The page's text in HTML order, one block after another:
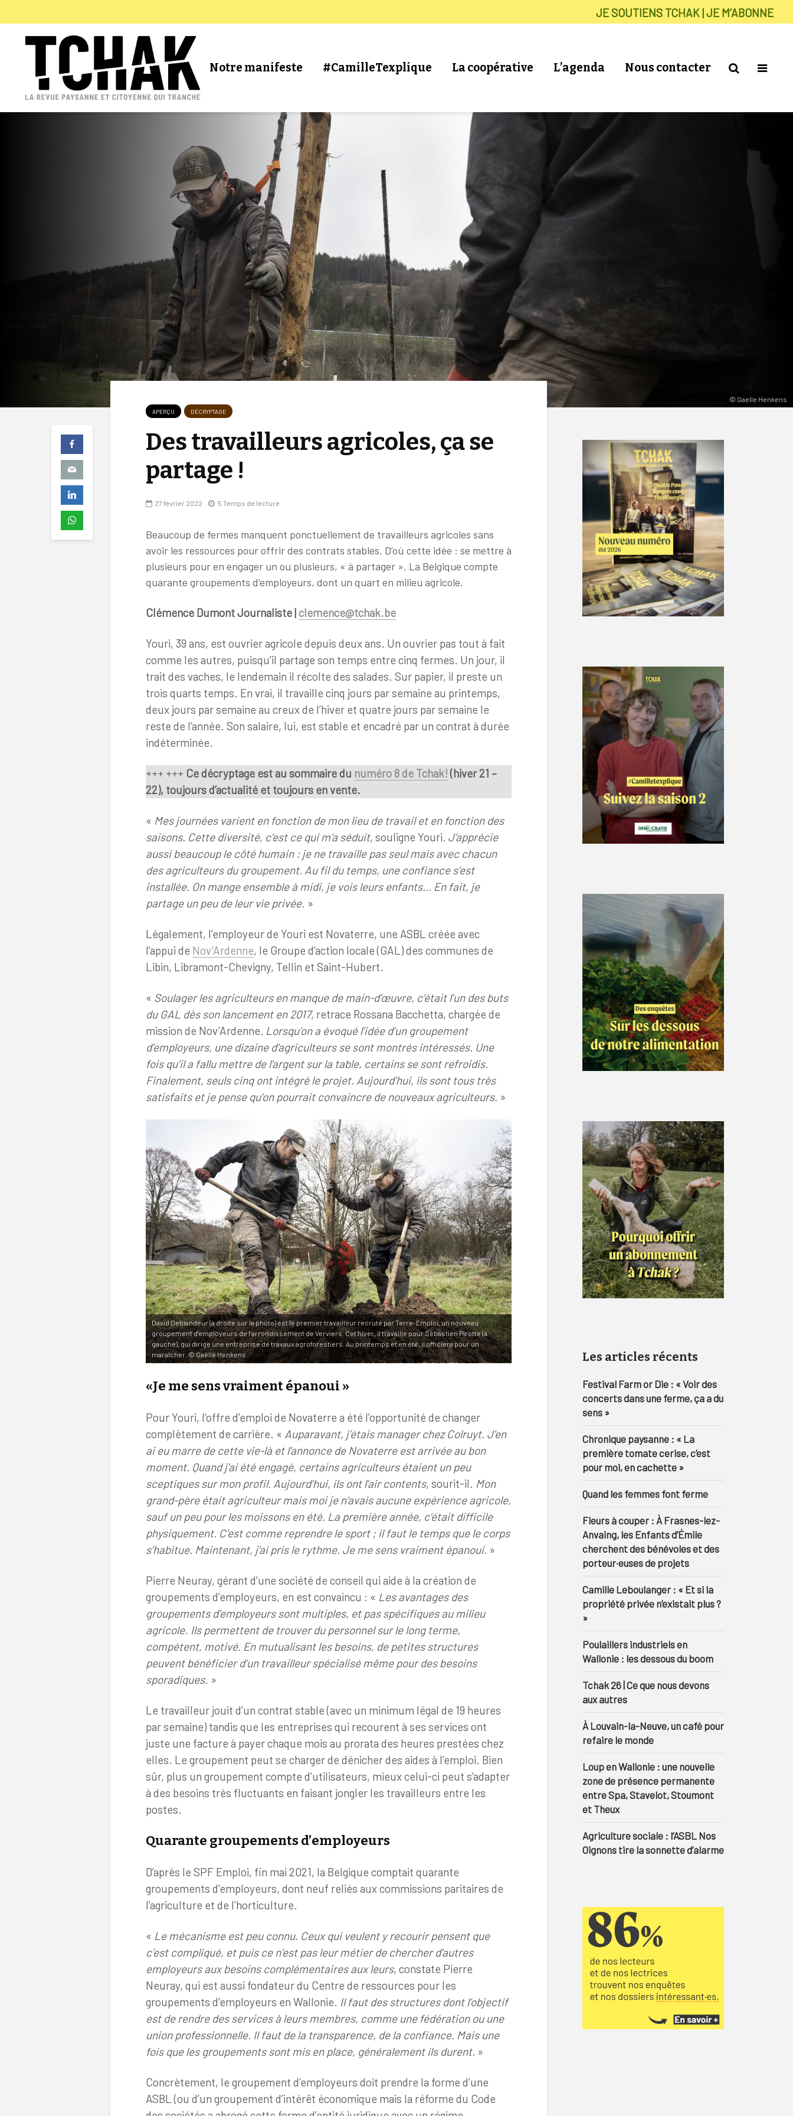
JE SOUTIENS TCHAK | JE M’ABONNE
Notre manifeste #CamilleTexplique La coopérative L’agenda Nous contacter
© Gaelle Henkens
APERÇU DÉCRYPTAGE
Des travailleurs agricoles, ça se
partage !
27 février 2022 5 Temps de lecture
Beaucoup de fermes manquent ponctuellement de travailleurs agricoles sans
avoir les ressources pour offrir des contrats stables. D’où cette idée : se mettre à
plusieurs pour en engager un ou plusieurs, « à partager ». La Belgique compte
quarante groupements d’employeurs, dont un quart en milieu agricole.
Clémence Dumont Journaliste |clemence@tchak.be
Youri, 39 ans, est ouvrier agricole depuis deux ans. Un ouvrier pas tout à fait
comme les autres, puisqu’il partage son temps entre cinq fermes. Un jour, il
trait des vaches, le lendemain il récolte des salades. Sur papier, il preste un
trois quarts temps. En vrai, il travaille cinq jours par semaine au printemps,
deux jours par semaine au creux de l’hiver et quatre jours par semaine le
reste de l’année. Son salaire, lui, est stable et encadré par un contrat à durée
indéterminée.
+++ +++ Ce décryptage est au sommaire du numéro 8 de Tchak!(hiver 21 –
22), toujours d’actualité et toujours en vente.
« Mes journées varient en fonction de mon lieu de travail et en fonction des
saisons. Cette diversité, c’est ce qui m’a séduit, souligne Youri. J’apprécie
aussi beaucoup le côté humain : je ne travaille pas seul mais avec chacun
des agriculteurs du groupement. Au fil du temps, une confiance s’est
installée. On mange ensemble à midi, je vois leurs enfants… En fait, je
partage un peu de leur vie privée. »
Légalement, l’employeur de Youri est Novaterre, une ASBL créée avec
l’appui de Nov’Ardenne, le Groupe d’action locale (GAL) des communes de
Libin, Libramont-Chevigny, Tellin et Saint-Hubert.
« Soulager les agriculteurs en manque de main-d’œuvre, c’était l’un des buts
du GAL dès son lancement en 2017, retrace Rossana Bacchetta, chargée de
mission de Nov’Ardenne. Lorsqu’on a évoqué l’idée d’un groupement
d’employeurs, une dizaine d’agriculteurs se sont montrés intéressés. Une
fois qu’il a fallu mettre de l’argent sur la table, certains se sont refroidis.
Finalement, seuls cinq ont intégré le projet. Aujourd’hui, ils sont tous très
satisfaits et je pense qu’on pourrait convaincre de nouveaux agriculteurs. »
David Deblandeur (à droite sur la photo) est le premier travailleur recruté par Terre-Emploi, un nouveau
groupement d’employeurs de l’arrondissement de Verviers. Cet hiver, il travaille pour Sébastien Pirotte (à
gauche), qui dirige une entreprise de travaux agroforestiers. Au printemps et en été, il officiera pour un
maraîcher. © Gaëlle Henkens
«Je me sens vraiment épanoui »
Pour Youri, l’offre d’emploi de Novaterre a été l’opportunité de changer
complètement de carrière. « Auparavant, j’étais manager chez Colruyt. J’en
ai eu marre de cette vie-là et l’annonce de Novaterre est arrivée au bon
moment. Quand j’ai été engagé, certains agriculteurs étaient un peu
sceptiques sur mon profil. Aujourd’hui, ils ont l’air contents, sourit-il. Mon
grand-père était agriculteur mais moi je n’avais aucune expérience agricole,
sauf un peu pour les moissons en été. La première année, c’était difficile
physiquement. C’est comme reprendre le sport ; il faut le temps que le corps
s’habitue. Maintenant, j’ai pris le rythme. Je me sens vraiment épanoui. »
Pierre Neuray, gérant d’une société de conseil qui aide à la création de
groupements d’employeurs, en est convaincu : « Les avantages des
groupements d’employeurs sont multiples, et pas spécifiques au milieu
agricole. Ils permettent de trouver du personnel sur le long terme,
compétent, motivé. En mutualisant les besoins, de petites structures
peuvent bénéficier d’un travailleur spécialisé même pour des besoins
sporadiques. »
Le travailleur jouit d’un contrat stable (avec un minimum légal de 19 heures
par semaine) tandis que les entreprises qui recourent à ses services ont
juste une facture à payer chaque mois au prorata des heures prestées chez
elles. Le groupement peut se charger de dénicher des aides à l’emploi. Bien
sûr, plus un groupement compte d’utilisateurs, mieux celui-ci peut s’adapter
à des besoins très fluctuants en faisant jongler les travailleurs entre les
postes.
Quarante groupements d’employeurs
D’après le SPF Emploi, fin mai 2021, la Belgique comptait quarante
groupements d’employeurs, dont neuf reliés aux commissions paritaires de
l’agriculture et de l’horticulture.
« Le mécanisme est peu connu. Ceux qui veulent y recourir pensent que
c’est compliqué, et puis ce n’est pas leur métier de chercher d’autres
employeurs aux besoins complémentaires aux leurs, constate Pierre
Neuray, qui est aussi fondateur du Centre de ressources pour les
groupements d’employeurs en Wallonie. Il faut des structures dont l’objectif
est de rendre des services à leurs membres, comme une fédération ou une
union professionnelle. Il faut de la transparence, de la confiance. Mais une
fois que les groupements sont mis en place, généralement ils durent. »
Concrètement, le groupement d’employeurs doit prendre la forme d’une
ASBL (ou d’un groupement d’intérêt économique mais la réforme du Code
Les articles récents
Festival Farm or Die : « Voir des
concerts dans une ferme, ça a du
sens »
Chronique paysanne : « La
première tomate cerise, c’est
pour moi, en cachette »
Quand les femmes font ferme
Fleurs à couper : À Frasnes-lez-
Anvaing, les Enfants d’Émile
cherchent des bénévoles et des
porteur·euses de projets
Camille Leboulanger : « Et si la
propriété privée n’existait plus ?
»
Poulaillers industriels en
Wallonie : les dessous du boom
Tchak 26 | Ce que nous devons
aux autres
À Louvain-la-Neuve, un café pour
refaire le monde
Loup en Wallonie : une nouvelle
zone de présence permanente
entre Spa, Stavelot, Stoumont
et Theux
Agriculture sociale : l’ASBL Nos
Oignons tire la sonnette d’alarme